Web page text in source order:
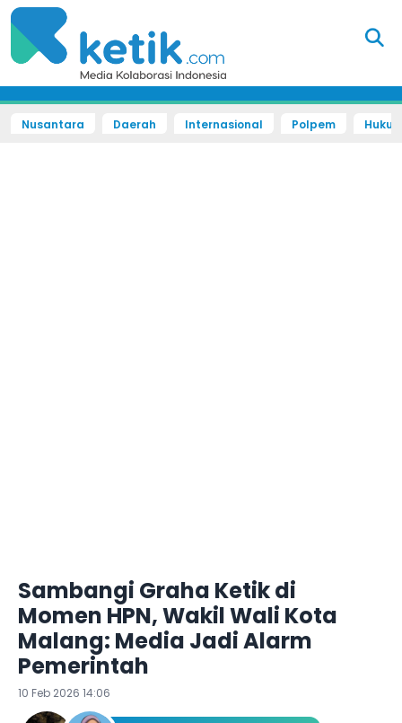
Nusantara Daerah Internasional Polpem
Sambangi Graha Ketik di
Momen HPN, Wakil Wali Kota
Malang: Media Jadi Alarm
Pemerintah
10 Feb 2026 14:06